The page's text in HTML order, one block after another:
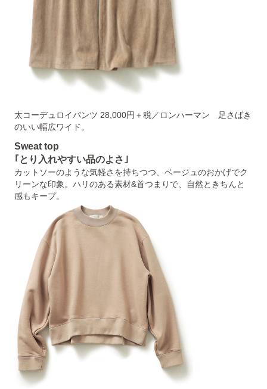
太コーデュロイパンツ 28,000円＋税／ロンハーマン 足さばき
のいい幅広ワイド。
Sweat top
｢とり入れやすい品のよさ｣
カットソーのような気軽さを持ちつつ、ベージュのおかげでク
リーンな印象。ハリのある素材&首つまりで、自然ときちんと
感もキープ。